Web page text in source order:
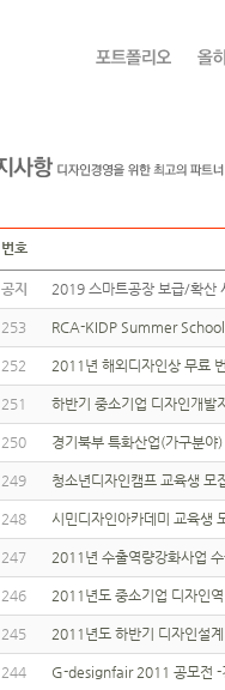
번호
공지 2019 스마트공장 보급/확
253 RCA-KIDP Summer
252 2011년 해외디자인상 무료
251 하반기 중소기업 디자인개발
250 경기북부 특화산업(가구분
249 청소년디자인캠프 교육생 모
248 시민디자인아카데미 교육생
247 2011년 수출역량강화사업
246 2011년도 중소기업 디자인
245 2011년도 하반기 디자인설
244 G-designfair 2011 공모전 -